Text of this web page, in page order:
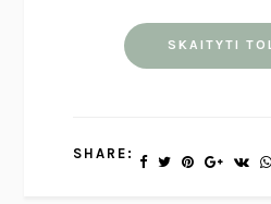
SKAITYTI
SHARE: